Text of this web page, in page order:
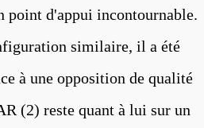
point d'appui incontournable.
similaire, il a été
à une opposition de qualité
(2) reste quant à lui sur un